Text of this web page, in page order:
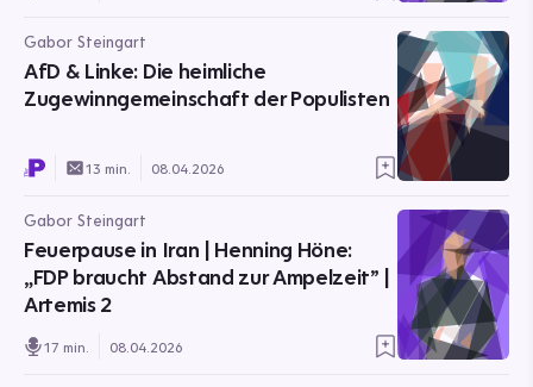
Gabor Steingart
AfD & Linke: Die heimliche
Zugewinngemeinschaft der Populisten
13 min. 08.04.2026
Gabor Steingart
Feuerpause in Iran | Henning Höne:
„FDP braucht Abstand zur Ampelzeit” |
Artemis 2
17 min. 08.04.2026